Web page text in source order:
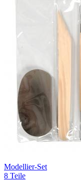
Modellier-Set
8 Teile